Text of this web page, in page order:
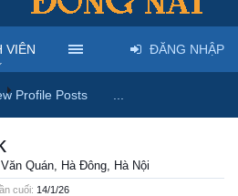
2haywinnetwork
Văn Quán, Hà Đông, Hà Nội
cuối: 14/1/26
VIÊN
Profile Posts
ĐĂNG NHẬP